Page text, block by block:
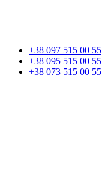
+38 097 515 00 55
+38 095 515 00 55
+38 073 515 00 55